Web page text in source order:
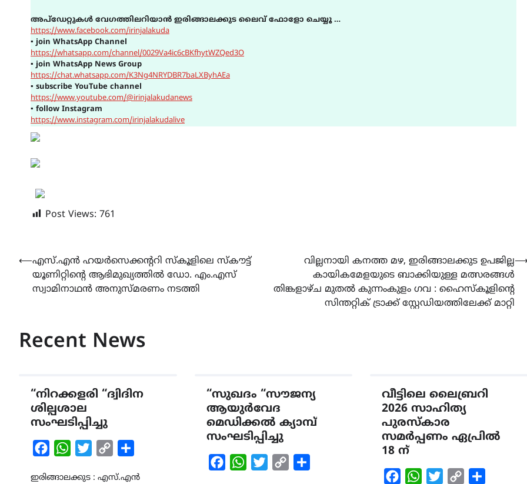
അപ്ഡേറ്റുകൾ വേഗത്തിലറിയാൻ ഇരിങ്ങാലക്കുട ലൈവ് ഫോളോ ചെയ്യൂ …
https://www.facebook.com/irinjalakuda
▪ join WhatsApp Channel
https://whatsapp.com/channel/0029Va4ic6cBKfhytWZQed3O
▪ join WhatsApp News Group
https://chat.whatsapp.com/K3Ng4NRYDBR7baLXByhAEa
▪ subscribe YouTube channel
https://www.youtube.com/@irinjalakudanews
▪ follow Instagram
https://www.instagram.com/irinjalakudalive
Post Views: 761
Post
navigation
⟵എസ്.എൻ ഹയർസെക്കന്ററി സ്കൂളിലെ സ്കൗട്ട്
യൂണിറ്റിന്‍റെ ആഭിമുഖ്യത്തിൽ ഡോ. എം.എസ്
സ്വാമിനാഥൻ അനുസ്മരണം നടത്തി
വില്ലനായി കനത്ത മഴ, ഇരിങ്ങാലക്കുട ഉപജില്ല
കായികമേളയുടെ ബാക്കിയുള്ള മത്സരങ്ങൾ
തിങ്കളാഴ്ച മുതൽ കുന്നംകുളം ഗവ : ഹൈസ്കൂളിൻ്റെ
സിന്തറ്റിക് ട്രാക്ക് സ്റ്റേഡിയത്തിലേക്ക് മാറ്റി
Recent News
“നിറക്കളരി “ദ്വിദിന
ശില്പശാല
സംഘടിപ്പിച്ചു
FacebookWhatsAppTwitterCopy
ഇരിങ്ങാലക്കുട : എസ്.എൻ
“സുഖദം “സൗജന്യ
ആയുർവേദ
മെഡിക്കൽ ക്യാമ്പ്
സംഘടിപ്പിച്ചു
FacebookWhatsAppTwitterCopy
വീട്ടിലെ ലൈബ്രറി
2026 സാഹിത്യ
പുരസ്കാര
സമർപ്പണം ഏപ്രിൽ
18 ന്
FacebookWhatsAppTwitterCopy
ചർച്ച കാട്ടൂർ, ടി. കെ. ബാലൻ
ഹാളിൽ 16ന്
August 6, 2026